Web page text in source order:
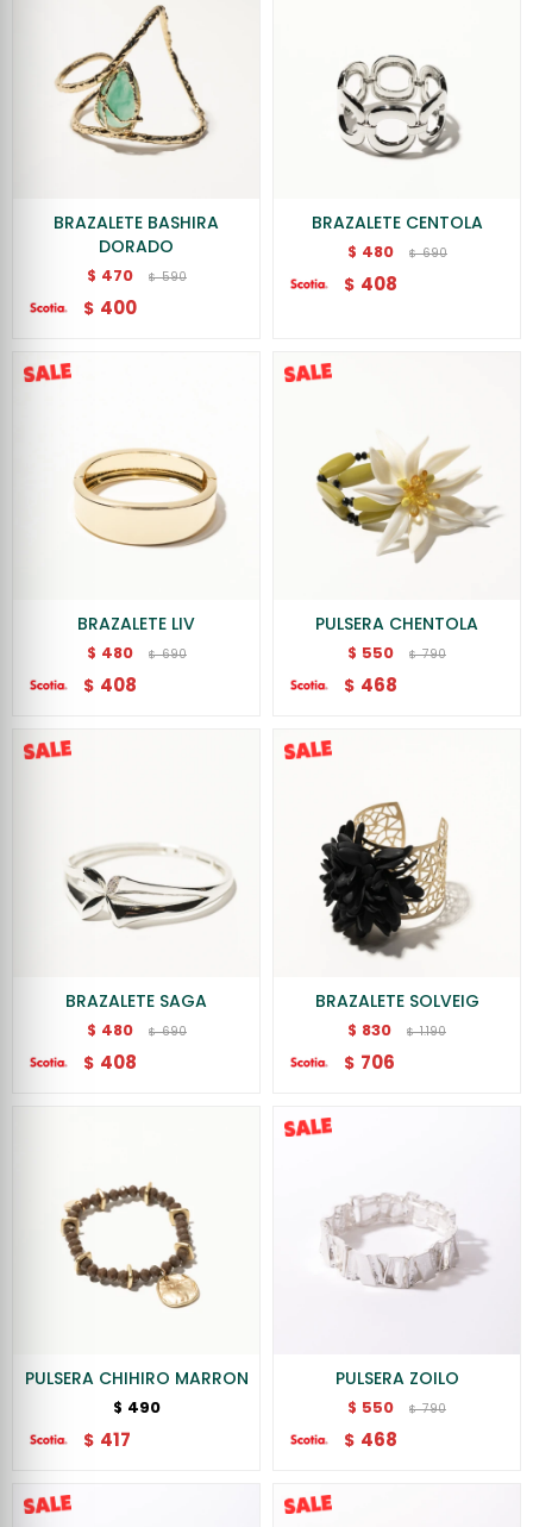
BRAZALETE BASHIRA
DORADO
$ 470 $ 590
$ 400
BRAZALETE CENTOLA
$ 480 $ 690
$ 408
BRAZALETE LIV
$ 480 $ 690
$ 408
PULSERA CHENTOLA
$ 550 $ 790
$ 468
BRAZALETE SAGA
$ 480 $ 690
$ 408
BRAZALETE SOLVEIG
$ 830 $ 1.190
$ 706
PULSERA CHIHIRO MARRON
$ 490
$ 417
PULSERA ZOILO
$ 550 $ 790
$ 468